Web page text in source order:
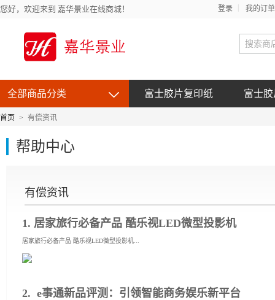
您好，欢迎来到 嘉华景业在线商城！ 登录 我的订单
全部商品分类 富士胶片复印纸 富士
首页 > 有偿资讯
帮助中心
有偿资讯
1. 居家旅行必备产品 酷乐视LED微型投影机
居家旅行必备产品 酷乐视LED微型投影机...
2. e事通新品评测：引领智能商务娱乐新平台